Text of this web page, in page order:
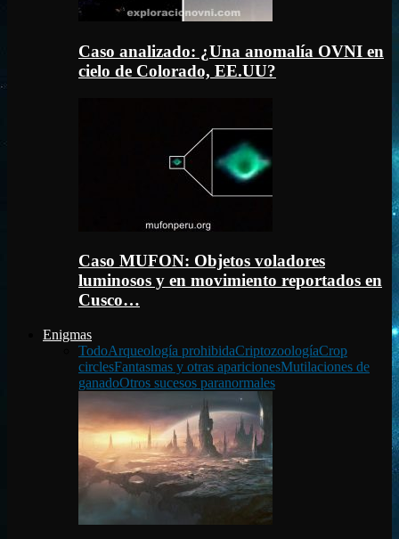
Caso analizado: ¿Una anomalía OVNI en
cielo de Colorado, EE.UU?
Caso MUFON: Objetos voladores
luminosos y en movimiento reportados en
Cusco…
Enigmas
TodoArqueología prohibidaCriptozoologíaCrop
circlesFantasmas y otras aparicionesMutilaciones de
ganadoOtros sucesos paranormales